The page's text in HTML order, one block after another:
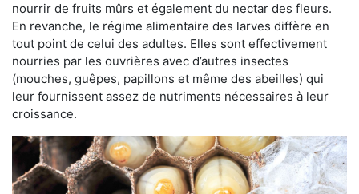
nourrir de fruits mûrs et également du nectar des fleurs.
En revanche, le régime alimentaire des larves diffère en
tout point de celui des adultes. Elles sont effectivement
nourries par les ouvrières avec d’autres insectes
(mouches, guêpes, papillons et même des abeilles) qui
leur fournissent assez de nutriments nécessaires à leur
croissance.